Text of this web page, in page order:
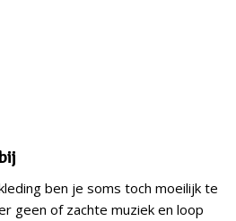
ben je soms toch moeilijk te
geen of zachte muziek en loop